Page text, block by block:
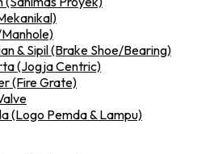
& Sipil (Brake Shoe/Bearing)
(Jogja Centric)
(Fire Grate)
(Logo Pemda & Lampu)